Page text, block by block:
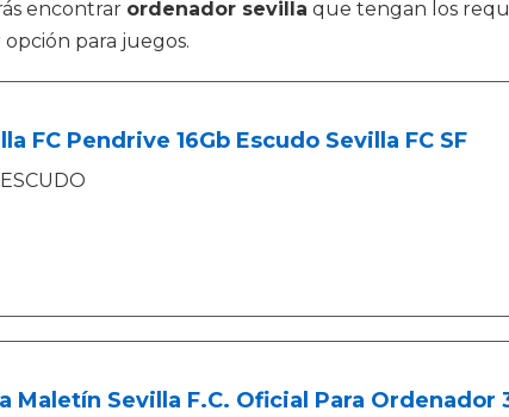
encontrar ordenador sevilla que tengan los
para juegos.
FC Pendrive 16Gb Escudo Sevilla FC SF
ESCUDO
Maletín Sevilla F.C. Oficial Para Ordenador